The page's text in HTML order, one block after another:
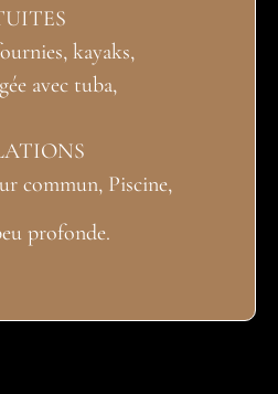
kayaks,
avec tuba,
commun, Piscine,
profonde.